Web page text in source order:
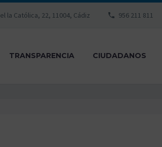
la Católica, 22, 11004, Cádiz 956 211 811
TRANSPARENCIA CIUDADANOS